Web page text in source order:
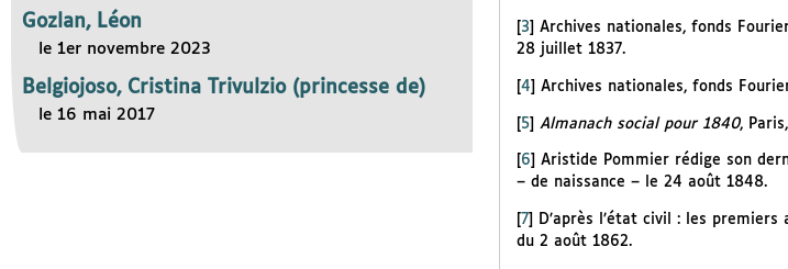
3
Archives nationales, fonds
28 juillet 1837.
4 Archives nationales, fonds
[5] Almanach social pour 1840,
6
Aristide Pommier rédige son
– de naissance – le 24 août 1848.
[7]
D’après l’état civil : les
du 2 août 1862.
Gozlan, Léon
le 1er novembre 2023
Belgiojoso, Cristina Trivulzio (princesse de)
le 16 mai 2017